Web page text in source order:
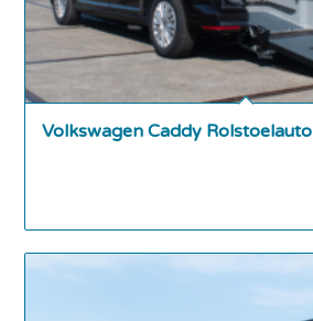
Volkswagen Caddy Rolstoelauto